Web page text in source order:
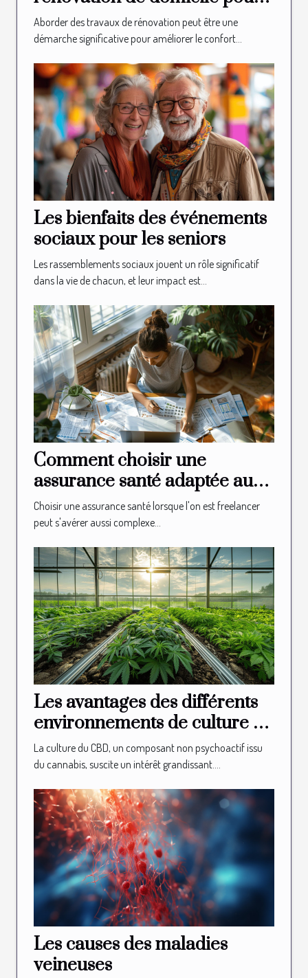
les seniors
Aborder des travaux de rénovation peut être une
démarche significative pour améliorer le confort...
Les bienfaits des événements
sociaux pour les seniors
Les rassemblements sociaux jouent un rôle significatif
dans la vie de chacun, et leur impact est...
Comment choisir une
assurance santé adaptée aux
besoins des freelancers
Choisir une assurance santé lorsque l'on est freelancer
peut s'avérer aussi complexe...
Les avantages des différents
environnements de culture du
CBD
La culture du CBD, un composant non psychoactif issu
du cannabis, suscite un intérêt grandissant....
Les causes des maladies
veineuses